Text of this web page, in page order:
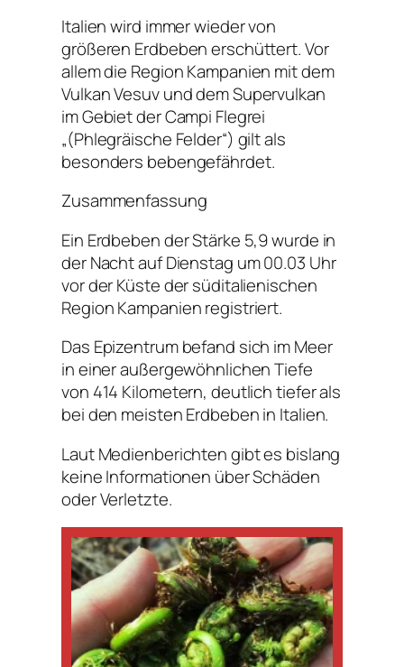
Italien wird immer wieder von
größeren Erdbeben erschüttert. Vor
allem die Region Kampanien mit dem
Vulkan Vesuv und dem Supervulkan
im Gebiet der Campi Flegrei
„(Phlegräische Felder“) gilt als
besonders bebengefährdet.
Zusammenfassung
Ein Erdbeben der Stärke 5,9 wurde in
der Nacht auf Dienstag um 00.03 Uhr
vor der Küste der süditalienischen
Region Kampanien registriert.
Das Epizentrum befand sich im Meer
in einer außergewöhnlichen Tiefe
von 414 Kilometern, deutlich tiefer als
bei den meisten Erdbeben in Italien.
Laut Medienberichten gibt es bislang
keine Informationen über Schäden
oder Verletzte.